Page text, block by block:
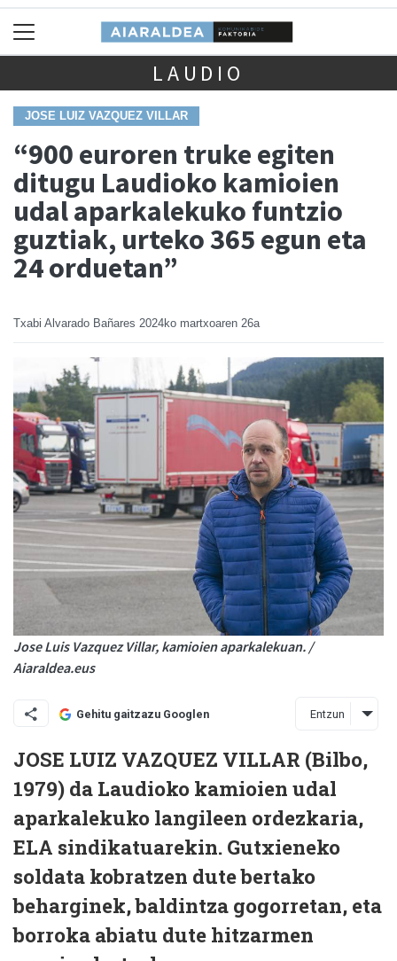
LAUDIO
JOSE LUIZ VAZQUEZ VILLAR
“900 euroren truke egiten
ditugu Laudioko kamioien
udal aparkalekuko funtzio
guztiak, urteko 365 egun eta
24 orduetan”
Txabi Alvarado Bañares 2024ko martxoaren 26a
Jose Luis Vazquez Villar, kamioien aparkalekuan. /
Aiaraldea.eus
Gehitu gaitzazu Googlen Entzun
JOSE LUIZ VAZQUEZ VILLAR (Bilbo,
1979) da Laudioko kamioien udal
aparkalekuko langileen ordezkaria,
ELA sindikatuarekin. Gutxieneko
soldata kobratzen dute bertako
beharginek, baldintza gogorretan, eta
borroka abiatu dute hitzarmen